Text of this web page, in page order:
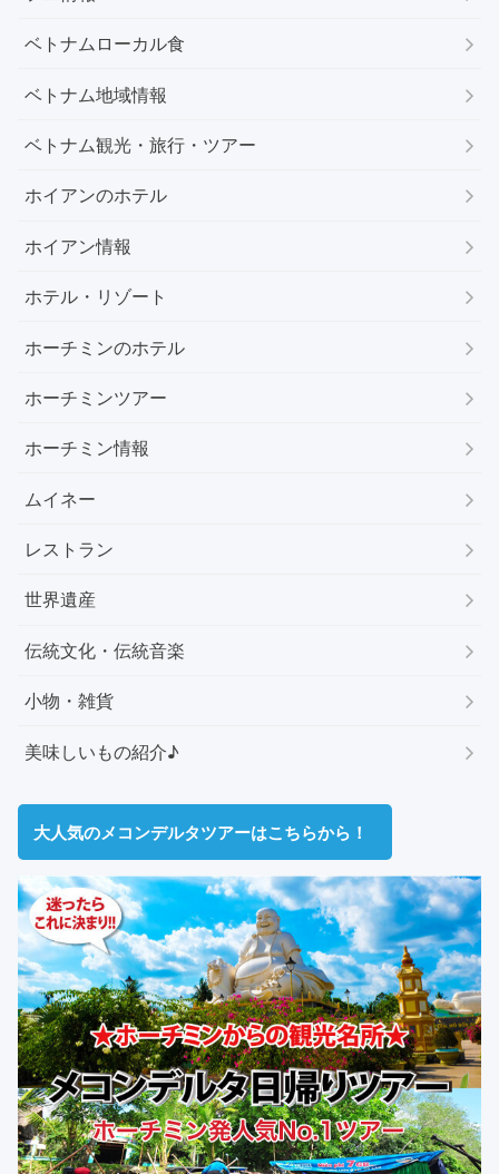
ベトナムローカル食
ベトナム地域情報
ベトナム観光・旅行・ツアー
ホイアンのホテル
ホイアン情報
ホテル・リゾート
ホーチミンのホテル
ホーチミンツアー
ホーチミン情報
ムイネー
レストラン
世界遺産
伝統文化・伝統音楽
小物・雑貨
美味しいもの紹介♪
大人気のメコンデルタツアーはこちらから！